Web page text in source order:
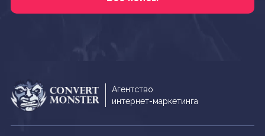
Агентство
интернет-маркетинга